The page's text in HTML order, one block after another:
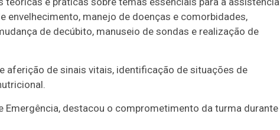
envelhecimento, manejo de doenças e comorbidades,
de decúbito, manuseio de sondas e realização de
aferição de sinais vitais, identificação de situações de
Emergência, destacou o comprometimento da turma durante